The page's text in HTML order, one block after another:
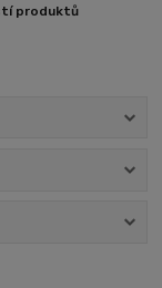
produktů